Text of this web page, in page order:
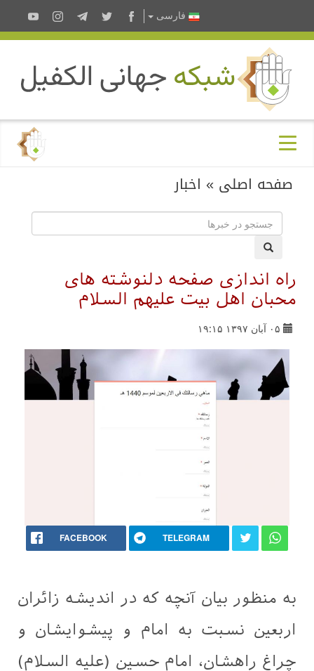
فارسى
صفحه اصلی » اخبار
راه اندازی صفحه دلنوشته های
محبان اهل بیت علیهم السلام
۰۵ آبان ۱۳۹۷ ۱۹:۱۵
FACEBOOK TELEGRAM
به منظور بیان آنچه که در اندیشه زائران
اربعین نسبت به امام و پیشوایشان و
چراغ راهشان، امام حسین (علیه السلام)